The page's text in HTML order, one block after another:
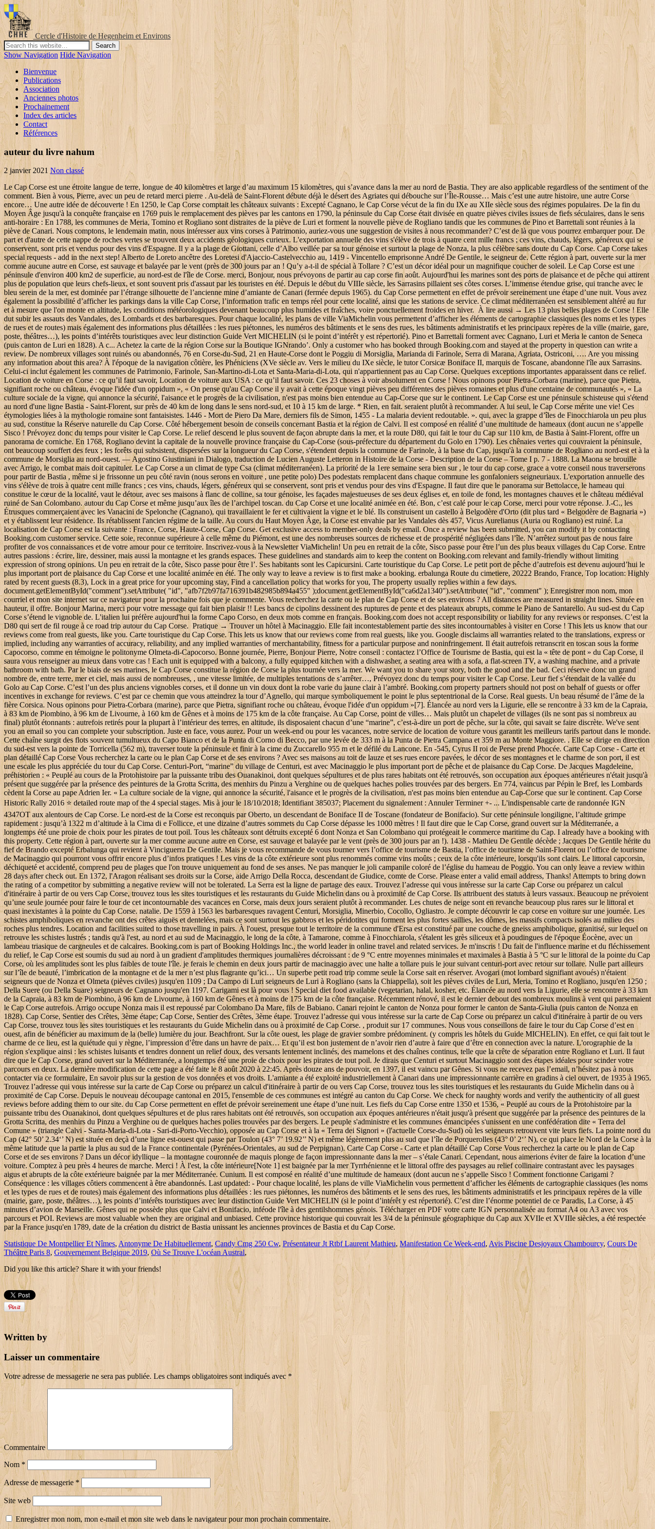
Cercle d'Histoire de Hegenheim et Environs
Show Navigation Hide Navigation
Bienvenue
Publications
Association
Anciennes photos
Prochainement
Index des articles
Contact
Références
auteur du livre nahum
2 janvier 2021 Non classé
Le Cap Corse est une étroite langue de terre, longue de 40 kilomètres et large d’au maximum 15 kilomètres, qui s’avance dans la mer au nord de Bastia. They are also applicable regardless of the sentiment of the comment. Bien à vous, Pierre, avec un peu de retard merci pierre . Au-delà de Saint-Florent débute déjà le désert des Agriates qui débouche sur l’Île-Rousse… Mais c’est une autre histoire, une autre Corse encore… Une autre idée de découverte ! En 1250, le Cap Corse comptait les châteaux suivants : Excepté Cagnano, le Cap Corse vécut de la fin du IXe au XIIe siècle sous des régimes populaires. De la fin du Moyen Âge jusqu'à la conquête française en 1769 puis le remplacement des pièves par les cantons en 1790, la péninsule du Cap Corse était divisée en quatre pièves civiles issues de fiefs séculaires, dans le sens anti-horaire : En 1788, les communes de Meria, Tomino et Rogliano sont distraites de la piève de Luri et forment la nouvelle piève de Rogliano tandis que les communes de Pino et Barrettali sont réunies à la piève de Canari. Nous comptons, le lendemain matin, nous intéresser aux vins corses à Patrimonio, auriez-vous une suggestion de visites à nous recommander? C’est de là que vous pourrez embarquer pour. De part et d'autre de cette nappe de roches vertes se trouvent deux accidents géologiques curieux. L'exportation annuelle des vins s'élève de trois à quatre cent mille francs ; ces vins, chauds, légers, généreux qui se conservent, sont pris et vendus pour des vins d'Espagne. Il y a la plage de Giottani, celle d’Albo veillée par sa tour génoise et surtout la plage de Nonza, la plus célèbre sans doute du Cap Corse. Cap Corse takes special requests - add in the next step! Alberto de Loreto ancêtre des Loretesi d'Ajaccio-Castelvecchio au, 1419 - Vincentello emprisonne André De Gentile, le seigneur de. Cette région à part, ouverte sur la mer comme aucune autre en Corse, est sauvage et balayée par le vent (près de 300 jours par an ! Qu’y a-t-il de spécial à Tollare ? C’est un décor idéal pour un magnifique coucher de soleil. Le Cap Corse est une péninsule d'environ 400 km2 de superficie, au nord-est de l'île de Corse. merci, Bonjour, nous prévoyons de partir au cap corse fin août. Aujourd'hui les marines sont des ports de plaisance et de pêche qui attirent plus de population que leurs chefs-lieux, et sont souvent pris d'assaut par les touristes en été. Depuis le début du VIIIe siècle, les Sarrasins pillaient ses côtes corses. L’immense étendue grise, qui tranche avec le bleu serein de la mer, est dominée par l’étrange silhouette de l’ancienne mine d’amiante de Canari (fermée depuis 1965). du Cap Corse permettent en effet de prévoir sereinement une étape d’une nuit. Vous avez également la possibilité d’afficher les parkings dans la ville Cap Corse, l’information trafic en temps réel pour cette localité, ainsi que les stations de service. Ce climat méditerranéen est sensiblement altéré au fur et à mesure que l'on monte en altitude, les conditions météorologiques devenant beaucoup plus humides et fraîches, voire ponctuellement froides en hiver. À lire aussi → Les 13 plus belles plages de Corse ! Elle dut subir les assauts des Vandales, des Lombards et des barbaresques. Pour chaque localité, les plans de ville ViaMichelin vous permettent d’afficher les éléments de cartographie classiques (les noms et les types de rues et de routes) mais également des informations plus détaillées : les rues piétonnes, les numéros des bâtiments et le sens des rues, les bâtiments administratifs et les principaux repères de la ville (mairie, gare, poste, théâtres…), les points d’intérêts touristiques avec leur distinction Guide Vert MICHELIN (si le point d’intérêt y est répertorié). Pino et Barrettali forment avec Cagnano, Luri et Meria le canton de Seneca (puis canton de Luri en 1828). A c... Achetez la carte de la région Corse sur la Boutique IGNrando’. Only a customer who has booked through Booking.com and stayed at the property in question can write a review. De nombreux villages sont ruinés ou abandonnés, 76 en Corse-du-Sud, 21 en Haute-Corse dont le Poggiu di Morsiglia, Marianda di Farinole, Serra di Marana, Agriata, Ostriconi, …. Are you missing any information about this area? À l'époque de la navigation côtière, les Phéniciens (XVe siècle av. Vers le milieu du IXe siècle, le tutor Corsicæ Boniface II, marquis de Toscane, abandonne l'île aux Sarrasins. Celui-ci inclut également les communes de Patrimonio, Farinole, San-Martino-di-Lota et Santa-Maria-di-Lota, qui n'appartiennent pas au Cap Corse. Quelques exceptions importantes apparaissent dans ce relief. Location de voiture en Corse : ce qu’il faut savoir, Location de voiture aux USA : ce qu’il faut savoir. Ces 23 choses à voir absolument en Corse ! Nous opinons pour Pietra-Corbara (marine), parce que Pietra, signifiant roche ou château, évoque l'idée d'un oppidum », « On pense qu'au Cap Corse il y avait à cette époque vingt pièves peu différentes des pièves romaines et plus d'une centaine de communautés », « La culture sociale de la vigne, qui annonce la sécurité, l'aisance et le progrès de la civilisation, n'est pas moins bien entendue au Cap-Corse que sur le continent. Le Cap Corse est une péninsule schisteuse qui s'étend au nord d'une ligne Bastia - Saint-Florent, sur près de 40 km de long dans le sens nord-sud, et 10 à 15 km de large. * Rien, en fait. seraient plutôt à recommander. A lui seul, le Cap Corse mérite une vie! Ces étymologies liées à la mythologie romaine sont fantaisistes. 1446 - Mort de Piero Da Mare, derniers fils de Simon, 1455 - La malaria devient redoutable. ». qui, avec la grappe d’îles de Finocchiarola un peu plus au sud, constitue la Réserve naturelle du Cap Corse. Côté hébergement besoin de conseils concernant Bastia et la région de Calvi. Il est composé en réalité d’une multitude de hameaux (dont aucun ne s’appelle Sisco ! Prévoyez donc du temps pour visiter le Cap Corse. Le relief descend le plus souvent de façon abrupte dans la mer, et la route D80, qui fait le tour du Cap sur 110 km, de Bastia à Saint-Florent, offre un panorama de corniche. En 1768, Rogliano devint la capitale de la nouvelle province française du Cap-Corse (sous-préfecture du département du Golo en 1790). Les chênaies vertes qui couvraient la péninsule, ont beaucoup souffert des feux ; les forêts qui subsistent, dispersées sur la longueur du Cap Corse, s'étendent depuis la commune de Farinole, à la base du Cap, jusqu'à la commune de Rogliano au nord-est et à la commune de Morsiglia au nord-ouest. — Agostino Giustiniani in Dialogo, traduction de Lucien Auguste Letteron in Histoire de la Corse - Description de la Corse – Tome I p. 7 - 1888. La Maona se brouille avec Arrigo, le combat mais doit capituler. Le Cap Corse a un climat de type Csa (climat méditerranéen). La priorité de la 1ere semaine sera bien sur , le tour du cap corse, grace a votre conseil nous traverserons pour partir de Bastia , même si je frissonne un peu côté ravin (nous serons en voiture , une petite polo) Des podestats remplacent dans chaque commune les gonfaloniers seigneuriaux. L'exportation annuelle des vins s'élève de trois à quatre cent mille francs ; ces vins, chauds, légers, généreux qui se conservent, sont pris et vendus pour des vins d'Espagne. Il faut dire que le panorama sur Bettolacce, le hameau qui constitue le cœur de la localité, vaut le détour, avec ses maisons à flanc de colline, sa tour génoise, les façades majestueuses de ses deux églises et, en toile de fond, les montagnes chauves et le château médiéval ruiné de San Colombano. autour du Cap Corse et même jusqu’aux îles de l’archipel toscan. du Cap Corse et une localité animée en été. Bon, c’est calé pour le cap Corse, merci pour votre réponse. J.-C., les Étrusques commerçaient avec les Vanacini de Spelonche (Cagnano), qui travaillaient le fer et cultivaient la vigne et le blé. Ils construisent un castello à Belgodère d'Orto (dit plus tard « Belgodère de Bagnaria ») et y établissent leur résidence. Ils rétablissent l'ancien régime de la taille. Au cours du Haut Moyen Âge, la Corse est envahie par les Vandales dès 457, Vicus Aurelianus (Auria ou Rogliano) est ruiné. La localisation de Cap Corse est la suivante : France, Corse, Haute-Corse, Cap Corse. Get exclusive access to member-only deals by email. Once a review has been submitted, you can modify it by contacting Booking.com customer service. Cette soie, reconnue supérieure à celle même du Piémont, est une des nombreuses sources de richesse et de prospérité négligées dans l’île. N’arrêtez surtout pas de nous faire profiter de vos connaissances et de votre amour pour ce territoire. Inscrivez-vous à la Newsletter ViaMichelin! Un peu en retrait de la côte, Sisco passe pour être l’un des plus beaux villages du Cap Corse. Entre autres passions : écrire, lire, dessiner, mais aussi la montagne et les grands espaces. These guidelines and standards aim to keep the content on Booking.com relevant and family-friendly without limiting expression of strong opinions. Un peu en retrait de la côte, Sisco passe pour être l’. Ses habitants sont les Capicursini. Carte touristique du Cap Corse. Le petit port de pêche d’autrefois est devenu aujourd’hui le plus important port de plaisance du Cap Corse et une localité animée en été. The only way to leave a review is to first make a booking. erbalunga Route du cimetiere, 20222 Brando, France, Top location: Highly rated by recent guests (8.3), Lock in a great price for your upcoming stay, Find a cancellation policy that works for you, The property usually replies within a few days. document.getElementById("comment").setAttribute( "id", "afb7f2b97fa716391b482985b894a455" );document.getElementById("ca6d2a1340").setAttribute( "id", "comment" ); Enregistrer mon nom, mon courriel et mon site internet sur ce navigateur pour la prochaine fois que je commente. Vous recherchez la carte ou le plan de Cap Corse et de ses environs ? All distances are measured in st
Statistique De Montpellier Et Nîmes, Antonyme De Habituellement, Candy Cmg 250 Cw, Présentateur Jt Rtbf Laurent Mathieu, Manifestation Ce Week-end, Avis Piscine Desjoyaux Chambourcy, Cours De
Théâtre Paris 8, Gouvernement Belgique 2019, Où Se Trouve L'océan Austral,
Did you like this article? Share it with your friends!
Written by
Laisser un commentaire
Votre adresse de messagerie ne sera pas publiée. Les champs obligatoires sont indiqués avec *
Commentaire
Nom *
Adresse de messagerie *
Site web
Enregistrer mon nom, mon e-mail et mon site web dans le navigateur pour mon prochain commentaire.